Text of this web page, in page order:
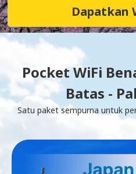
Dapatkan
Pocket WiFi
Batas -
Satu paket sempurna untuk